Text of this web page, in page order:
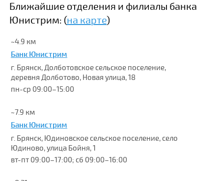
Ближайшие отделения и филиалы банка
Юнистрим: (на карте)
~4.9 км
Банк Юнистрим
г. Брянск, Долботовское сельское поселение,
деревня Долботово, Новая улица, 18
пн-ср 09:00–15:00
~7.9 км
Банк Юнистрим
г. Брянск, Юдиновское сельское поселение, село
Юдиново, улица Бойня, 1
вт-пт 09:00–17:00; сб 09:00–16:00